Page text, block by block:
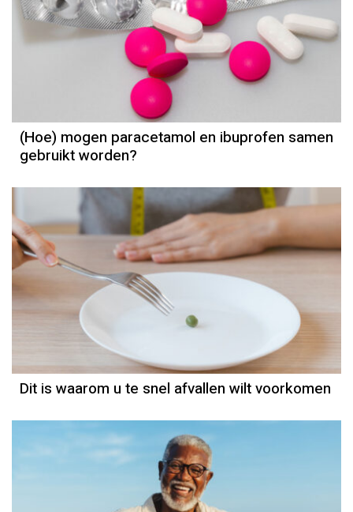
(Hoe) mogen paracetamol en ibuprofen samen
gebruikt worden?
Dit is waarom u te snel afvallen wilt voorkomen